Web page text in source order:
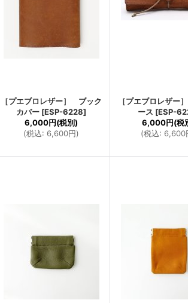
［プエブロレザー］ ブック
カバー [ESP-6228]
6,000円(税別)
(税込: 6,600円)
［プエブロレザー
ース [ESP-
6,000円(税
(税込: 6,600